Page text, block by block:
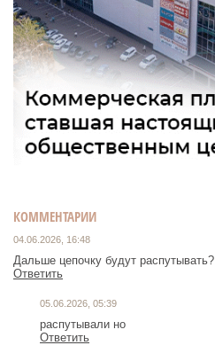
КОММЕНТАРИИ
04.06.2026, 16:48
Дальше цепочку будут распутывать?
Ответить
05.06.2026, 05:39
распутывали но
Ответить